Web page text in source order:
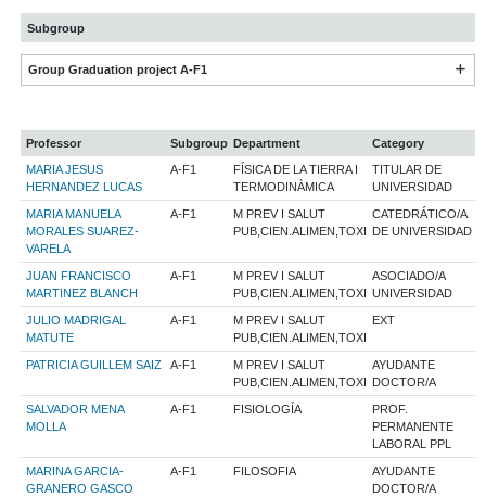
Subgroup
Group Graduation project A-F1
Professor Subgroup Department
Category
MARIA JESUS
HERNANDEZ LUCAS
A-F1
FÍSICA DE LA TIERRA I
TERMODINÀMICA
TITULAR DE
UNIVERSIDAD
MARIA MANUELA
MORALES SUAREZ-
VARELA
A-F1
M PREV I SALUT
PUB,CIEN.ALIMEN,TOXI
CATEDRÁTICO/A
DE UNIVERSIDAD
JUAN FRANCISCO
MARTINEZ BLANCH
A-F1
M PREV I SALUT
PUB,CIEN.ALIMEN,TOXI
ASOCIADO/A
UNIVERSIDAD
JULIO MADRIGAL
MATUTE
A-F1
M PREV I SALUT
PUB,CIEN.ALIMEN,TOXI
EXT
PATRICIA GUILLEM SAIZ A-F1
M PREV I SALUT
PUB,CIEN.ALIMEN,TOXI
AYUDANTE
DOCTOR/A
SALVADOR MENA
MOLLA
A-F1 FISIOLOGÍA
PROF.
PERMANENTE
LABORAL PPL
MARINA GARCIA-
GRANERO GASCO
A-F1 FILOSOFIA
AYUDANTE
DOCTOR/A